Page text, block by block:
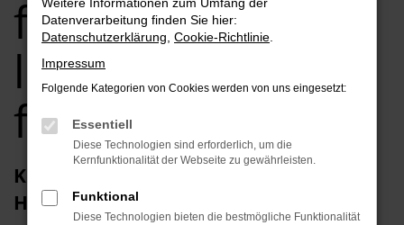
für Köln kaufen,
leasen,
finanzieren
Kein Kompromiss, sondern ein 1a
Hyundai Gebrauchtwagen für Köln
Datenverarbeitung finden Sie hier:
Datenschutzerklärung Cookie-Richtlinie
Impressum
Folgende Kategorien von Cookies werden von uns eingesetzt:
Essentiell
Diese Technologien sind erforderlich, um die
Kernfunktionalität der Webseite zu gewährleisten.
Funktional
Diese Technologien bieten die bestmögliche Funktionalität